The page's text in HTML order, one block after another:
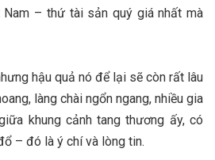
– thứ tài sản quý giá nhất mà
hậu quả nó để lại sẽ còn rất lâu
làng chài ngổn ngang, nhiều gia
khung cảnh tang thương ấy, có
– đó là ý chí và lòng tin.